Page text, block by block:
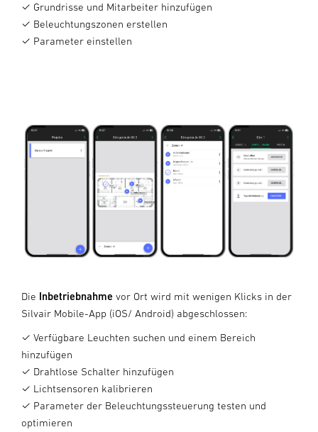
✓ Grundrisse und Mitarbeiter hinzufügen
✓ Beleuchtungszonen erstellen
✓ Parameter einstellen
Die Inbetriebnahme vor Ort wird mit wenigen Klicks in der
Silvair Mobile-App (iOS/ Android) abgeschlossen:
✓ Verfügbare Leuchten suchen und einem Bereich
hinzufügen
✓ Drahtlose Schalter hinzufügen
✓ Lichtsensoren kalibrieren
✓ Parameter der Beleuchtungssteuerung testen und
optimieren